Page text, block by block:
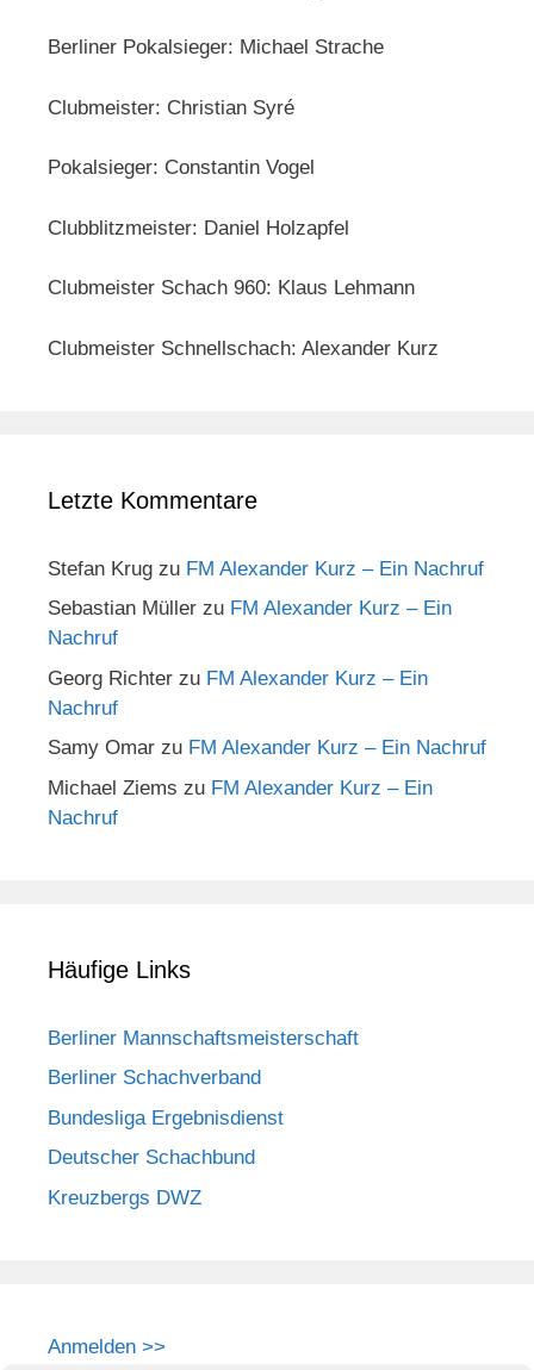
Berliner Pokalsieger: Michael Strache
Clubmeister: Christian Syré
Pokalsieger: Constantin Vogel
Clubblitzmeister: Daniel Holzapfel
Clubmeister Schach 960: Klaus Lehmann
Clubmeister Schnellschach: Alexander Kurz
Letzte Kommentare
Stefan Krug zu FM Alexander Kurz – Ein Nachruf
Sebastian Müller zu FM Alexander Kurz – Ein
Nachruf
Georg Richter zu FM Alexander Kurz – Ein
Nachruf
Samy Omar zu FM Alexander Kurz – Ein Nachruf
Michael Ziems zu FM Alexander Kurz – Ein
Nachruf
Häufige Links
Berliner Mannschaftsmeisterschaft
Berliner Schachverband
Bundesliga Ergebnisdienst
Deutscher Schachbund
Kreuzbergs DWZ
Anmelden >>